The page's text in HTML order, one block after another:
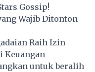
Gossip!
Wajib Ditonton
Raih Izin
Keuangan
untuk beralih